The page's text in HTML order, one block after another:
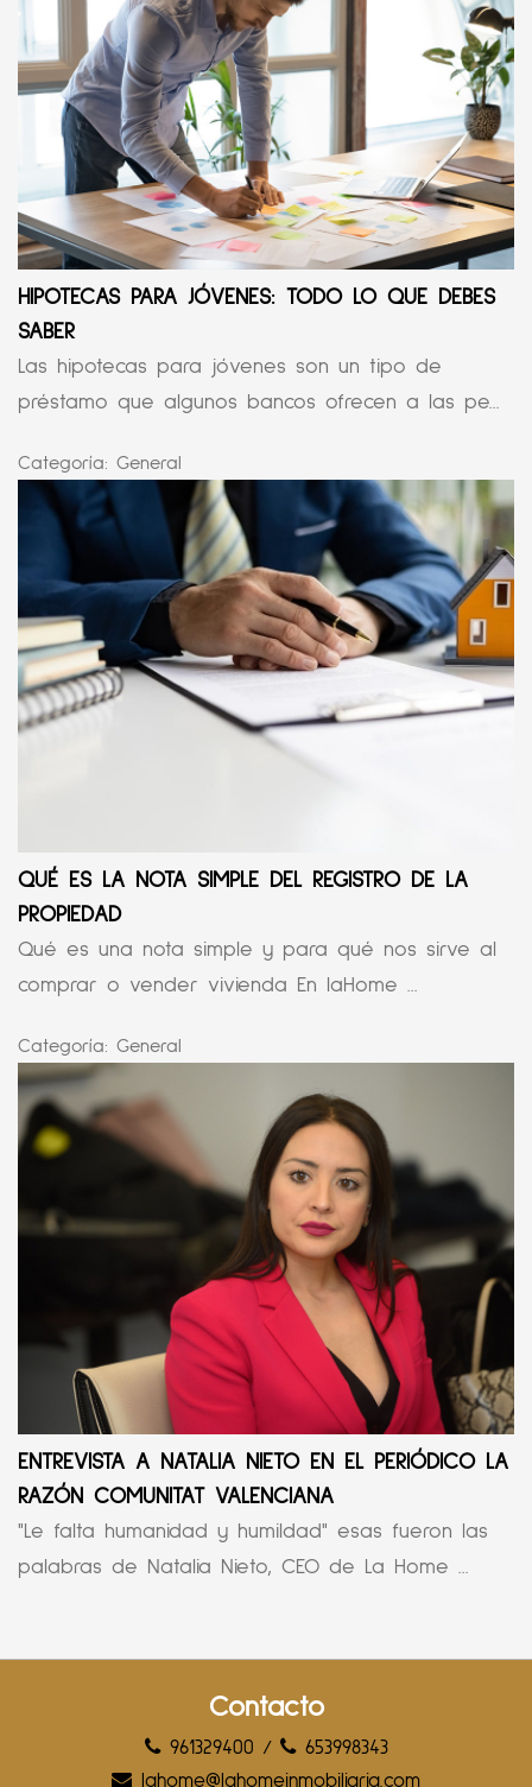
HIPOTECAS PARA JÓVENES: TODO LO QUE DEBES
SABER
Las hipotecas para jóvenes son un tipo de
préstamo que algunos bancos ofrecen a las pe...
Categoría: General
QUÉ ES LA NOTA SIMPLE DEL REGISTRO DE LA
PROPIEDAD
Qué es una nota simple y para qué nos sirve al
comprar o vender vivienda En laHome ...
Categoría: General
ENTREVISTA A NATALIA NIETO EN EL PERIÓDICO LA
RAZÓN COMUNITAT VALENCIANA
"Le falta humanidad y humildad" esas fueron las
palabras de Natalia Nieto, CEO de La Home ...
Contacto
961329400 /
653998343
lahome@lahomeinmobiliaria.com